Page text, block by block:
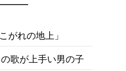
がれの地上」
歌が上手い男の子